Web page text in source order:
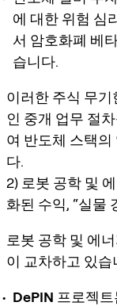
에 대한 위험 심
서 암호화폐 베
습니다.
이러한 주식 무
인 중개 업무 절
여 반도체 스택
다.
2) 로봇 공학 및
화된 수익, “실물
로봇 공학 및 에
이 교차하고 있습
DePIN 프로젝